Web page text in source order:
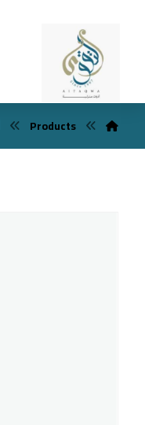
Products